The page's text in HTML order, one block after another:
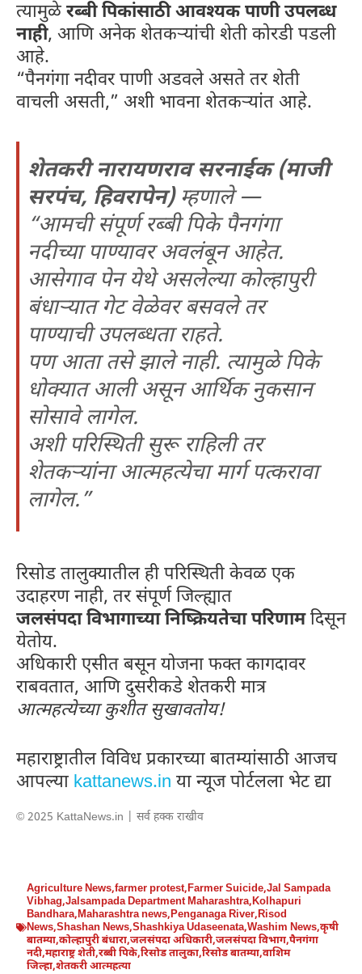
त्यामुळे रब्बी पिकांसाठी आवश्यक पाणी उपलब्ध
नाही, आणि अनेक शेतकऱ्यांची शेती कोरडी पडली
आहे.
“पैनगंगा नदीवर पाणी अडवले असते तर शेती
वाचली असती,” अशी भावना शेतकऱ्यांत आहे.
शेतकरी नारायणराव सरनाईक (माजी
सरपंच, हिवरापेन)म्हणाले —
“आमची संपूर्ण रब्बी पिके पैनगंगा
नदीच्या पाण्यावर अवलंबून आहेत.
आसेगाव पेन येथे असलेल्या कोल्हापुरी
बंधाऱ्यात गेट वेळेवर बसवले तर
पाण्याची उपलब्धता राहते.
पण आता तसे झाले नाही. त्यामुळे पिके
धोक्यात आली असून आर्थिक नुकसान
सोसावे लागेल.
अशी परिस्थिती सुरू राहिली तर
शेतकऱ्यांना आत्महत्येचा मार्ग पत्करावा
लागेल.”
रिसोड तालुक्यातील ही परिस्थिती केवळ एक
उदाहरण नाही, तर संपूर्ण जिल्ह्यात
जलसंपदा विभागाच्या निष्क्रियतेचा परिणामदिसून
येतोय.
अधिकारी एसीत बसून योजना फक्त कागदावर
राबवतात, आणि दुसरीकडे शेतकरी मात्र
आत्महत्येच्या कुशीत सुखावतोय!
महाराष्ट्रातील विविध प्रकारच्या बातम्यांसाठी आजच
आपल्या kattanews.in या न्यूज पोर्टलला भेट द्या
© 2025 KattaNews.in | सर्व हक्क राखीव
Agriculture News,farmer protest,Farmer Suicide,Jal Sampada
Vibhag,Jalsampada Department Maharashtra,Kolhapuri
Bandhara,Maharashtra news,Penganaga River,Risod
News,Shashan News,Shashkiya Udaseenata,Washim News,कृषी
बातम्या,कोल्हापुरी बंधारा,जलसंपदा अधिकारी,जलसंपदा विभाग,पैनगंगा
नदी,महाराष्ट्र शेती,रब्बी पिके,रिसोड तालुका,रिसोड बातम्या,वाशिम
जिल्हा,शेतकरी आत्महत्या